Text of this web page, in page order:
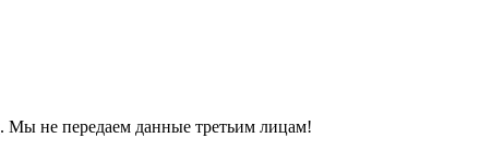
. Мы не передаем данные третьим лицам!